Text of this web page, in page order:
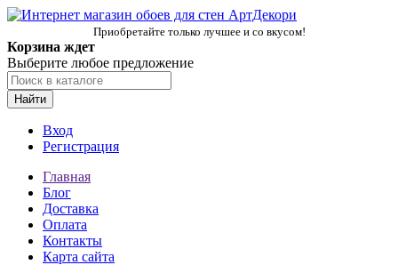
Приобретайте только лучшее и со вкусом!
Корзина ждет
Выберите любое предложение
Найти
Вход
Регистрация
Главная
Блог
Доставка
Оплата
Контакты
Карта сайта